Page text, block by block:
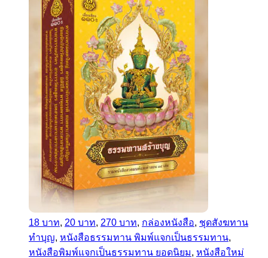
18 บาท, 20 บาท, 270 บาท, กล่องหนังสือ, ชุดสังฆทาน
ทำบุญ, หนังสือธรรมทาน พิมพ์แจกเป็นธรรมทาน,
หนังสือพิมพ์แจกเป็นธรรมทาน ยอดนิยม, หนังสือใหม่